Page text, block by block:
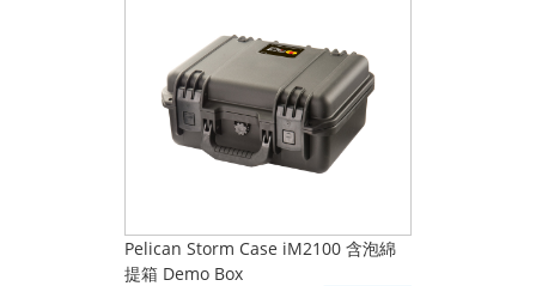
Pelican Storm Case iM2100 含泡綿
提箱 Demo Box